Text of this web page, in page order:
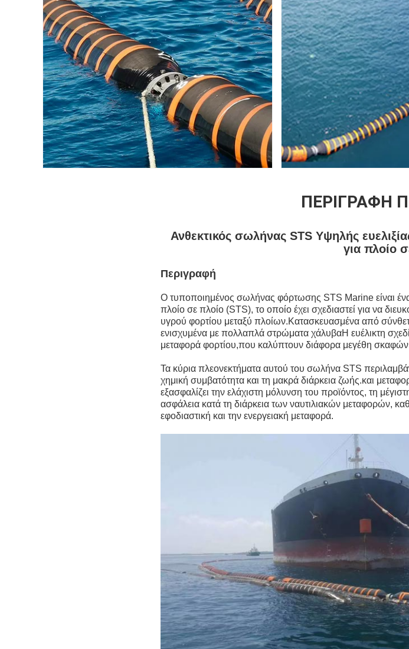
ΠΕΡΙΓΡΑΦΉ
Ανθεκτικός σωλήνας STS Υψηλής
για πλοίο
Περιγραφή
Ο τυποποιημένος σωλήνας φόρτωσης STS Marine είναι
πλοίο σε πλοίο (STS), το οποίο έχει σχεδιαστεί για να
υγρού φορτίου μεταξύ πλοίων.Κατασκευασμένα από
ενισχυμένα με πολλαπλά στρώματα χάλυβαΗ ευέλικτη
μεταφορά φορτίου,που καλύπτουν διάφορα μεγέθη
Τα κύρια πλεονεκτήματα αυτού του σωλήνα STS
χημική συμβατότητα και τη μακρά διάρκεια ζωής.και
εξασφαλίζει την ελάχιστη μόλυνση του προϊόντος, τη
ασφάλεια κατά τη διάρκεια των ναυτιλιακών μεταφορών,
εφοδιαστική και την ενεργειακή μεταφορά.